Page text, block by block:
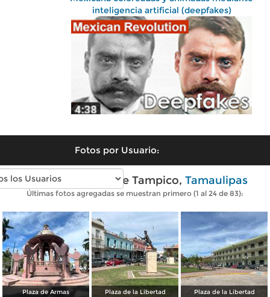
inteligencia artificial (deepfakes)
Fotos por Usuario:
Fotos modernas de Tampico, Tamaulipas
Últimas fotos agregadas se muestran primero (1 al 24 de 83):
Plaza de Armas Plaza de la Libertad Plaza de la Libertad